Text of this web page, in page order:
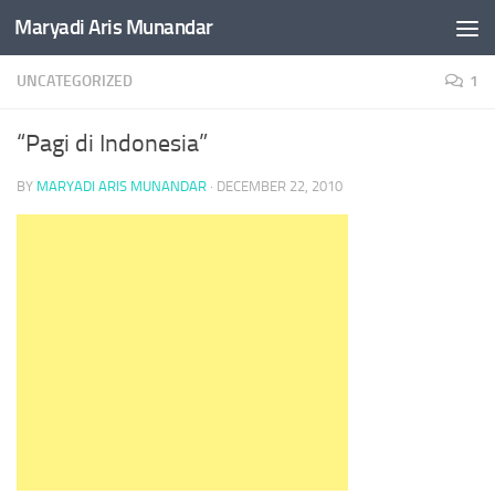
Skip to content
Maryadi Aris Munandar
UNCATEGORIZED 1
“Pagi di Indonesia”
BY MARYADI ARIS MUNANDAR · DECEMBER 22, 2010